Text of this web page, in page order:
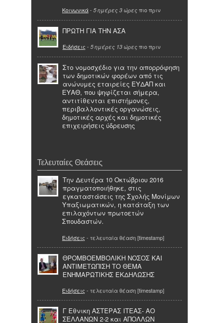
Κοινωνικά- 5 ημέρες 3 ώρες πιο πριν
ΠΡΩΤΗ ΓΙΑ ΤΗΝ ΑΣΑ
Ειδήσεις - 5 ημέρες 13 ώρες πιο πριν
Στο νομοσχέδιο για την απορρόφηση
των δημοτικών φορέων από τις
ανώνυμες εταιρείες ΕΥΔΑΠ και
ΕΥΑΘ, που ψηφίζεται σήμερα,
αντιτίθενται επιστήμονες,
περιβαλλοντικές οργανώσεις,
δημοτικές αρχές και δημοτικές
επιχειρήσεις ύδρευσης
Τελευταίες Θεάσεις
Την Δευτέρα 10 Οκτώβριου 2016
πραγματοποιήθηκε, στις
εγκαταστάσεις της Σχολής Μονίμων
Υπαξιωματικών, η κατάταξη των
επιλαχόντων πρωτοετών
Σπουδαστών.
Ειδήσεις - τελευταία θέαση [timestamp]
ΘΡΟΜΒΟΕΜΒΟΛΙΚΗ ΝΟΣΟΣ ΚΑΙ
ΑΝΤΙΜΕΤΩΠΙΣΗ ΤΟ ΘΕΜΑ
ΕΝΗΜΑΡΩΤΙΚΗΣ ΕΚΔΗΛΩΣΗΣ
Ειδήσεις - τελευταία θέαση [timestamp]
Γ Εθνικη ΑΣΤΕΡΑΣ ΙΤΕΑΣ- ΑΟ
ΣΕΛΛΑΝΩΝ 2-2 και ΑΠΟΛΛΩΝ